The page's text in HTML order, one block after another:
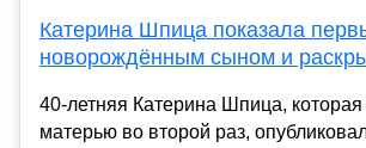
Катерина Шпица показала
новорождённым сыном и
40-летняя Катерина Шпица, которая
матерью во второй раз,